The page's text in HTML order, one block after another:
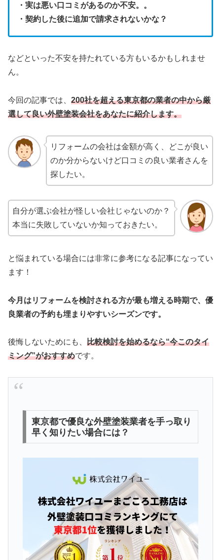
・実は悪い口コミがあるのか不安。。
・契約した後に追加で請求されないかな？
などといった不安を持たれている方もいるかもしれませ
ん。
今回の記事では、 200社を超える東京都の業者の中から厳
選して良い外壁塗装会社をあなたに紹介します。
リフォームの会社は金額が高く、どこが良い
のか分からないけど口コミの良い業者さんを
探したい。
自分が選ぶ会社が怪しい会社じゃないのか？
本当に失敗していないか知っておきたい。
と悩まれている場合には非常に参考になる記事になってい
ます！
今月はリフォームを検討される方が最も増える時期で、優
良業者の予約も埋まりやすいシーズンです。
後悔しないためにも、 比較検討を始めるなら“今このタイ
ミング”がおすすめです。
東京都で優良な外壁塗装業者を手っ取り
早く知りたい場合には？